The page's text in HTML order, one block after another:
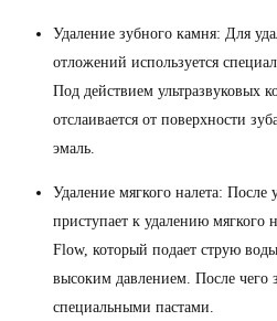
Удаление зубного камня: Для
отложений используется
Под действием ультразвуковых
отслаивается от поверхности
эмаль.
Удаление мягкого налета: После
приступает к удалению
Flow, который подает струю
высоким давлением. После чего
специальными пастами.